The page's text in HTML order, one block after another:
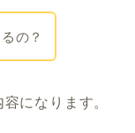
の？
になります。